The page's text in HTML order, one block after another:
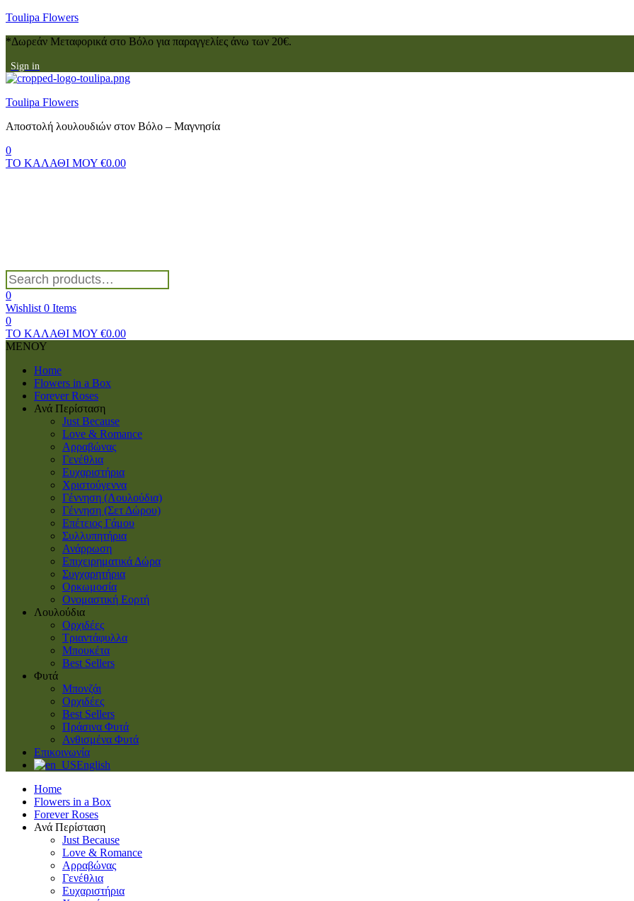
Toulipa Flowers
*Δωρεάν Μεταφορικά στο Βόλο για παραγγελίες άνω των 20€.
Sign in
Menu
Toulipa Flowers
Αποστολή λουλουδιών στον Βόλο – Μαγνησία
0
ΤΟ ΚΑΛΑΘΙ ΜΟΥ €0.00
Search
for:
0
Wishlist 0 Items
0
ΤΟ ΚΑΛΑΘΙ ΜΟΥ €0.00
ΜΕΝΟΥ
Home
Flowers in a Box
Forever Roses
Ανά Περίσταση
Just Because
Love & Romance
Αρραβώνας
Γενέθλια
Ευχαριστήρια
Χριστούγεννα
Γέννηση (Λουλούδια)
Γέννηση (Σετ Δώρου)
Επέτειος Γάμου
Συλλυπητήρια
Ανάρρωση
Επιχειρηματικά Δώρα
Συγχαρητήρια
Ορκωμοσία
Ονομαστική Εορτή
Λουλούδια
Ορχιδέες
Τριαντάφυλλα
Μπουκέτα
Best Sellers
Φυτά
Μπονζάι
Ορχιδέες
Best Sellers
Πράσινα Φυτά
Ανθισμένα Φυτά
Επικοινωνία
English
Home
Flowers in a Box
Forever Roses
Ανά Περίσταση
Just Because
Love & Romance
Αρραβώνας
Γενέθλια
Ευχαριστήρια